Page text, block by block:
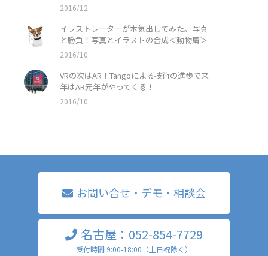
2016/12
イラストレーターが本気出してみた。写真
と勝負！写真とイラストの合成＜動物篇＞
2016/10
VRの次はAR！Tangoによる技術の進歩で来
年はAR元年がやってくる！
2016/10
お問い合せ・デモ・相談会
名古屋：052-854-7729
受付時間 9:00-18:00（土日祝除く）